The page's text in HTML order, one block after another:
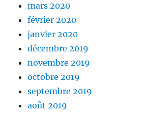
mars 2020
février 2020
janvier 2020
décembre 2019
novembre 2019
octobre 2019
septembre 2019
août 2019